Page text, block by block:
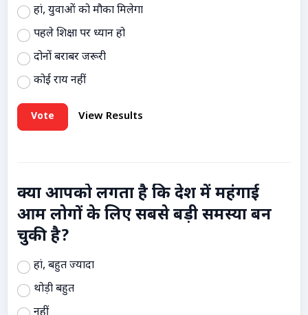
हां, युवाओं को मौका मिलेगा
पहले शिक्षा पर ध्यान हो
दोनों बराबर जरूरी
कोई राय नहीं
Vote View Results
क्या आपको लगता है कि देश में महंगाई
आम लोगों के लिए सबसे बड़ी समस्या बन
चुकी है?
हां, बहुत ज्यादा
थोड़ी बहुत